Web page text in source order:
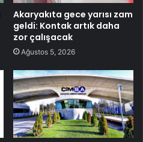
Akaryakıta gece yarısı zam
geldi: Kontak artık daha
zor çalışacak
Ağustos 5, 2026